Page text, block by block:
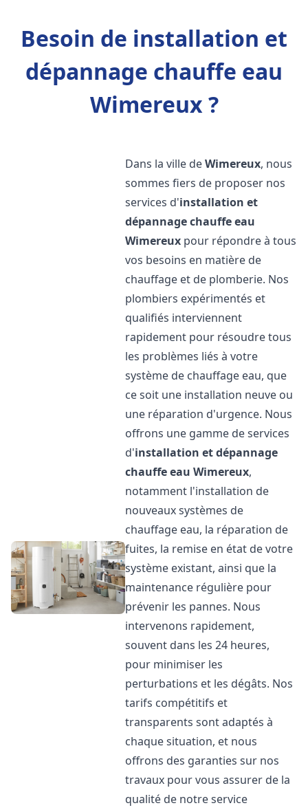
Besoin de installation et
dépannage chauffe eau
Wimereux ?
Dans la ville deWimereux, nous
sommes fiers de proposer nos
services d'installation et
dépannage chauffe eau
Wimereux pour répondre à tous
vos besoins en matière de
chauffage et de plomberie. Nos
plombiers expérimentés et
qualifiés interviennent
rapidement pour résoudre tous
les problèmes liés à votre
système de chauffage eau, que
ce soit une installation neuve ou
une réparation d'urgence. Nous
offrons une gamme de services
d'installation et dépannage
chauffe eau Wimereux,
notamment l'installation de
nouveaux systèmes de
chauffage eau, la réparation de
fuites, la remise en état de votre
système existant, ainsi que la
maintenance régulière pour
prévenir les pannes. Nous
intervenons rapidement,
souvent dans les 24 heures,
pour minimiser les
perturbations et les dégâts. Nos
tarifs compétitifs et
transparents sont adaptés à
chaque situation, et nous
offrons des garanties sur nos
travaux pour vous assurer de la
qualité de notre service